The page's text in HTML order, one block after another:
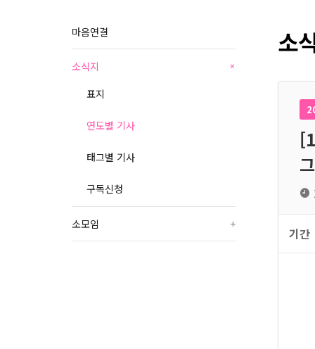
마음연결
소식지 +
표지
연도별 기사
태그별 기사
구독신청
소모임 +
소
기간